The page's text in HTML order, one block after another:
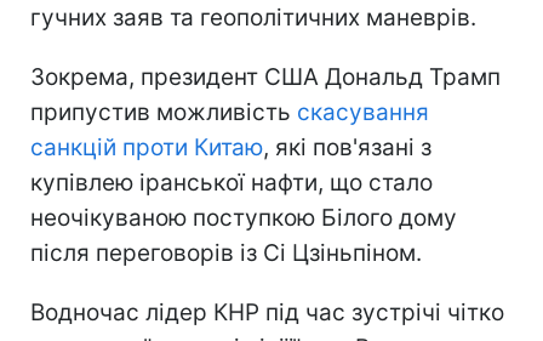
гучних заяв та геополітичних маневрів.
Зокрема, президент США Дональд Трамп
припустив можливість скасування
санкцій проти Китаю, які пов'язані з
купівлею іранської нафти, що стало
неочікуваною поступкою Білого дому
після переговорів із Сі Цзіньпіном.
Водночас лідер КНР під час зустрічі чітко